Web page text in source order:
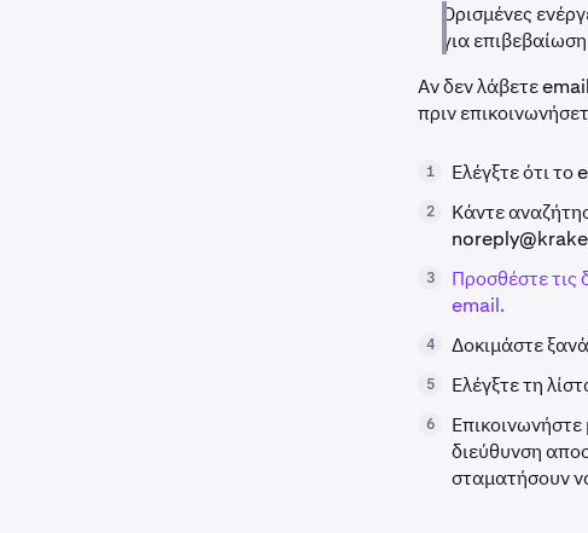
Ορισμένες
για
Αν δεν λάβετε
πριν
1 Ελέγξτε ότι
2
Κάντε
3
Προσθέστε τις
email.
4 Δοκιμάστε
5 Ελέγξτε τη
6
διεύθυνση
σταματήσουν